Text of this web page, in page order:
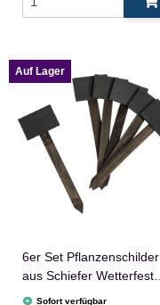
Auf Lager
6er Set Pflanzenschilder
aus Schiefer Wetterfest
zum Beschriften Outdoor
Sofort verfügbar